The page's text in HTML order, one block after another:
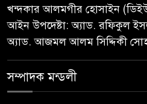
সুজন
মৎস্য
খন্দকার আলমগীর হোসাইন
আইন উপদেষ্টা: অ্যাড. রফিকুল
অ্যাড. আজমল আলম সিদ্দিকী
সম্পাদক মন্ডলী